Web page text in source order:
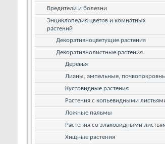
Вредители и болезни
Энциклопедия цветов и комнатных
растений
Декоративноцветущие растения
Декоративнолистные растения
Деревья
Лианы, ампельные,
Кустовидные растения
Растения с копьевидными
Ложные пальмы
Растения со злаковидными
Хищные растения